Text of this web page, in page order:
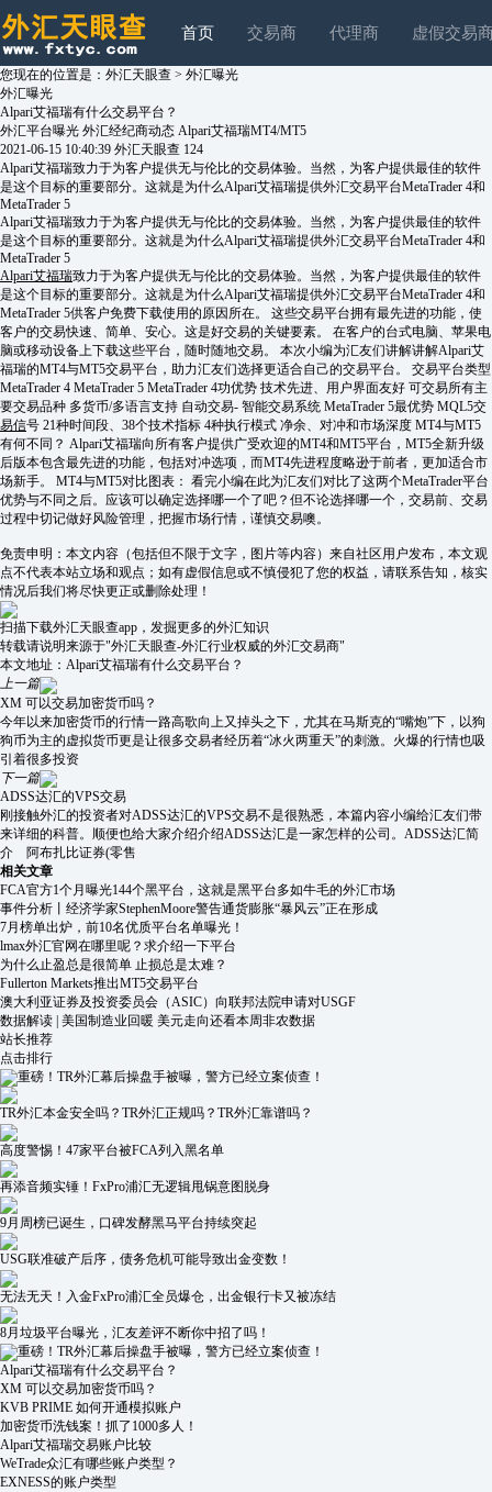
首页 交易商 代理商 虚假交易
您现在的位置是： 外汇天眼查 > 外汇曝光
外汇曝光
Alpari艾福瑞有什么交易平台？
外汇平台曝光 外汇经纪商动态 Alpari艾福瑞MT4/MT5
2021-06-15 10:40:39 外汇天眼查 124
Alpari艾福瑞致力于为客户提供无与伦比的交易体验。当然，为客户提供最佳的软件
是这个目标的重要部分。这就是为什么Alpari艾福瑞提供外汇交易平台MetaTrader 4和
MetaTrader 5
Alpari艾福瑞致力于为客户提供无与伦比的交易体验。当然，为客户提供最佳的软件
是这个目标的重要部分。这就是为什么Alpari艾福瑞提供外汇交易平台MetaTrader 4和
MetaTrader 5
Alpari艾福瑞致力于为客户提供无与伦比的交易体验。当然，为客户提供最佳的软件
是这个目标的重要部分。这就是为什么Alpari艾福瑞提供外汇交易平台MetaTrader 4和
MetaTrader 5供客户免费下载使用的原因所在。 这些交易平台拥有最先进的功能，使
客户的交易快速、简单、安心。这是好交易的关键要素。 在客户的台式电脑、苹果电
脑或移动设备上下载这些平台，随时随地交易。 本次小编为汇友们讲解讲解Alpari艾
福瑞的MT4与MT5交易平台，助力汇友们选择更适合自己的交易平台。 交易平台类型
MetaTrader 4 MetaTrader 5 MetaTrader 4功优势 技术先进、用户界面友好 可交易所有主
要交易品种 多货币/多语言支持 自动交易- 智能交易系统 MetaTrader 5最优势 MQL5交
易信号 21种时间段、38个技术指标 4种执行模式 净余、对冲和市场深度 MT4与MT5
有何不同？ Alpari艾福瑞向所有客户提供广受欢迎的MT4和MT5平台，MT5全新升级
后版本包含最先进的功能，包括对冲选项，而MT4先进程度略逊于前者，更加适合市
场新手。 MT4与MT5对比图表： 看完小编在此为汇友们对比了这两个MetaTrader平台
优势与不同之后。应该可以确定选择哪一个了吧？但不论选择哪一个，交易前、交易
过程中切记做好风险管理，把握市场行情，谨慎交易噢。
免责申明：本文内容（包括但不限于文字，图片等内容）来自社区用户发布，本文观
点不代表本站立场和观点；如有虚假信息或不慎侵犯了您的权益，请联系告知，核实
情况后我们将尽快更正或删除处理！
扫描下载外汇天眼查app，发掘更多的外汇知识
转载请说明来源于"外汇天眼查-外汇行业权威的外汇交易商"
本文地址： Alpari艾福瑞有什么交易平台？
上一篇
XM 可以交易加密货币吗？
今年以来加密货币的行情一路高歌向上又掉头之下，尤其在马斯克的“嘴炮”下，以狗
狗币为主的虚拟货币更是让很多交易者经历着“冰火两重天”的刺激。火爆的行情也吸
引着很多投资
下一篇
ADSS达汇的VPS交易
刚接触外汇的投资者对ADSS达汇的VPS交易不是很熟悉，本篇内容小编给汇友们带
来详细的科普。顺便也给大家介绍介绍ADSS达汇是一家怎样的公司。ADSS达汇简
介 阿布扎比证券(零售
相关文章
FCA官方1个月曝光144个黑平台，这就是黑平台多如牛毛的外汇市场
事件分析丨经济学家StephenMoore警告通货膨胀“暴风云”正在形成
7月榜单出炉，前10名优质平台名单曝光！
lmax外汇官网在哪里呢？求介绍一下平台
为什么止盈总是很简单 止损总是太难？
Fullerton Markets推出MT5交易平台
澳大利亚证券及投资委员会（ASIC）向联邦法院申请对USGF
数据解读 | 美国制造业回暖 美元走向还看本周非农数据
站长推荐
点击排行
重磅！TR外汇幕后操盘手被曝，警方已经立案侦查！
TR外汇本金安全吗？TR外汇正规吗？TR外汇靠谱吗？
高度警惕！47家平台被FCA列入黑名单
再添音频实锤！FxPro浦汇无逻辑甩锅意图脱身
9月周榜已诞生，口碑发酵黑马平台持续突起
USG联准破产后序，债务危机可能导致出金变数！
无法无天！入金FxPro浦汇全员爆仓，出金银行卡又被冻结
8月垃圾平台曝光，汇友差评不断你中招了吗！
重磅！TR外汇幕后操盘手被曝，警方已经立案侦查！
Alpari艾福瑞有什么交易平台？
XM 可以交易加密货币吗？
KVB PRIME 如何开通模拟账户
加密货币洗钱案！抓了1000多人！
Alpari艾福瑞交易账户比较
WeTrade众汇有哪些账户类型？
EXNESS的账户类型